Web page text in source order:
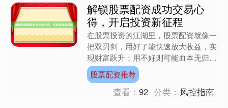
解锁股票配资成功交易心
得，开启投资新征程
在股票投资的江湖里，股票配资就像一
把双刃剑，用好了能快速放大收益，实
现财富跃升；用不好则可能血本无归，
陷入债务深渊。作为一名在股市摸爬滚
打多年的投资者，我经历过....
股票配资推荐
查看：92 分类： 风控指南